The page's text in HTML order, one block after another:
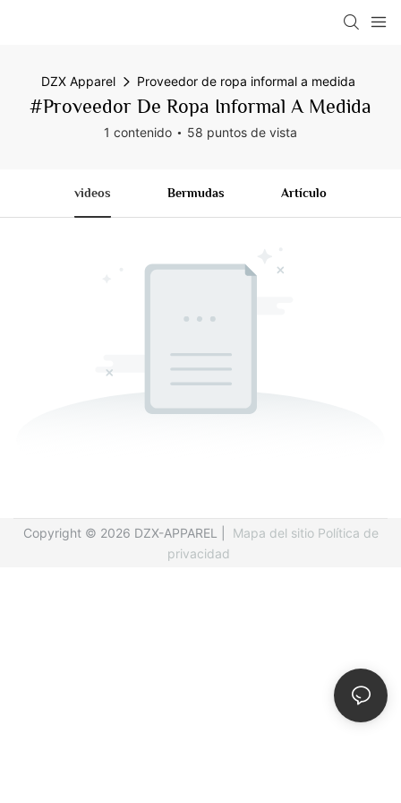
DZX Apparel Proveedor de ropa informal a medida
#Proveedor De Ropa Informal A Medida
1 contenido 58 puntos de vista
videos Bermudas Artículo
Copyright © 2026 DZX-APPAREL | Mapa del sitio Política de
privacidad